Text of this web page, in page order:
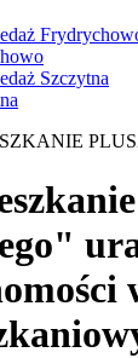
PLUS